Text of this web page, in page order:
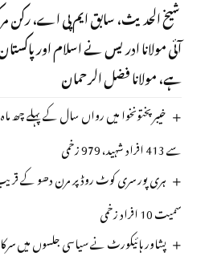
شیخ الحدیث، سابق ایم پی اے،
آئی مولانا ادریس نے اسلام اور
ہے، مولانا فضل الرحمان
خیبرپختونخوا میں رواں سال کے پہلے
سے 413 افراد شہید، 979 زخمی
ہری پور سری کوٹ روڈ پر مرن دھو کے
سمیت 10 افراد زخمی
پشاور ہائیکورٹ نے سیاسی جلسوں میں